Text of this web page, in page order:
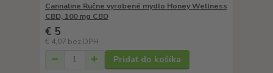
Cannaline Ručne vyrobené mydlo Honey Wellness
CBD, 100 mg CBD
€ 5
€ 4,07 bez DPH
Pridať do košíka